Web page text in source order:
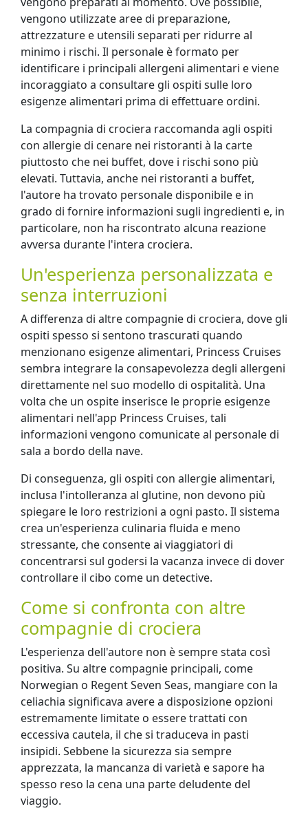
vengono utilizzate aree di preparazione,
attrezzature e utensili separati per ridurre al
minimo i rischi. Il personale è formato per
identificare i principali allergeni alimentari e viene
incoraggiato a consultare gli ospiti sulle loro
esigenze alimentari prima di effettuare ordini.
La compagnia di crociera raccomanda agli ospiti
con allergie di cenare nei ristoranti à la carte
piuttosto che nei buffet, dove i rischi sono più
elevati. Tuttavia, anche nei ristoranti a buffet,
l'autore ha trovato personale disponibile e in
grado di fornire informazioni sugli ingredienti e, in
particolare, non ha riscontrato alcuna reazione
avversa durante l'intera crociera.
Un'esperienza personalizzata e
senza interruzioni
A differenza di altre compagnie di crociera, dove gli
ospiti spesso si sentono trascurati quando
menzionano esigenze alimentari, Princess Cruises
sembra integrare la consapevolezza degli allergeni
direttamente nel suo modello di ospitalità. Una
volta che un ospite inserisce le proprie esigenze
alimentari nell'app Princess Cruises, tali
informazioni vengono comunicate al personale di
sala a bordo della nave.
Di conseguenza, gli ospiti con allergie alimentari,
inclusa l'intolleranza al glutine, non devono più
spiegare le loro restrizioni a ogni pasto. Il sistema
crea un'esperienza culinaria fluida e meno
stressante, che consente ai viaggiatori di
concentrarsi sul godersi la vacanza invece di dover
controllare il cibo come un detective.
Come si confronta con altre
compagnie di crociera
L'esperienza dell'autore non è sempre stata così
positiva. Su altre compagnie principali, come
Norwegian o Regent Seven Seas, mangiare con la
celiachia significava avere a disposizione opzioni
estremamente limitate o essere trattati con
eccessiva cautela, il che si traduceva in pasti
insipidi. Sebbene la sicurezza sia sempre
apprezzata, la mancanza di varietà e sapore ha
spesso reso la cena una parte deludente del
viaggio.